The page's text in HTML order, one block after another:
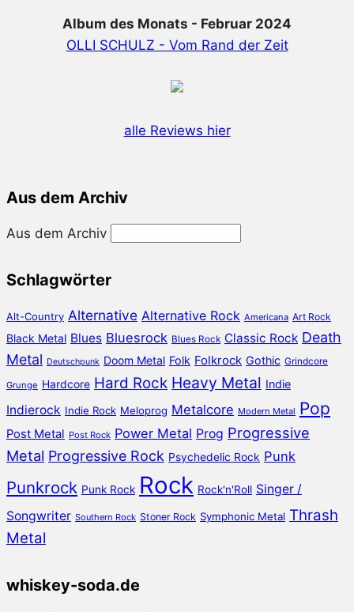
Album des Monats - Februar 2024
OLLI SCHULZ - Vom Rand der Zeit
alle Reviews hier
Aus dem Archiv
Aus dem Archiv
Schlagwörter
Alt-Country Alternative Alternative Rock Americana Art Rock
Black Metal Blues Bluesrock Blues Rock Classic Rock Death
Metal Deutschpunk Doom Metal Folk Folkrock Gothic Grindcore
Grunge Hardcore Hard Rock Heavy Metal Indie
Indierock Indie Rock Meloprog Metalcore Modern Metal Pop
Post Metal Post Rock Power Metal Prog Progressive
Metal Progressive Rock Psychedelic Rock Punk
Punkrock Punk Rock Rock Rock'n'Roll Singer /
Songwriter Southern Rock Stoner Rock Symphonic Metal Thrash
Metal
whiskey-soda.de